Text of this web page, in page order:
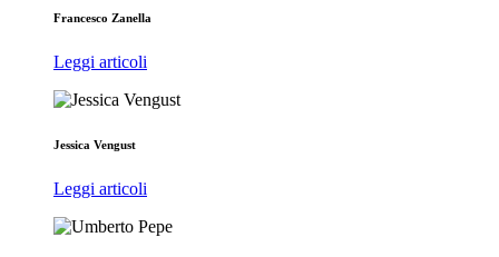
Francesco Zanella
Leggi articoli
Jessica Vengust
Leggi articoli